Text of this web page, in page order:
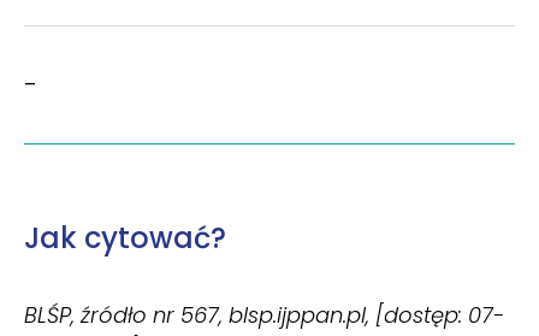
–
Jak cytować?
BLŚP, źródło nr 567, blsp.ijppan.pl, [dostęp: 07-